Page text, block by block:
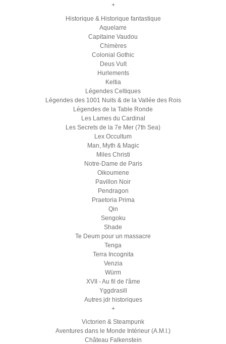
+
Historique & Historique fantastique
Aquelarre
Capitaine Vaudou
Chimères
Colonial Gothic
Deus Vult
Hurlements
Keltia
Légendes Celtiques
Légendes des 1001 Nuits & de la Vallée des Rois
Légendes de la Table Ronde
Les Lames du Cardinal
Les Secrets de la 7e Mer (7th Sea)
Lex Occultum
Man, Myth & Magic
Miles Christi
Notre-Dame de Paris
Oikoumene
Pavillon Noir
Pendragon
Praetoria Prima
Qin
Sengoku
Shade
Te Deum pour un massacre
Tenga
Terra Incognita
Venzia
Würm
XVII - Au fil de l'âme
Yggdrasill
Autres jdr historiques
+
Victorien & Steampunk
Aventures dans le Monde Intérieur (A.M.I.)
Château Falkenstein